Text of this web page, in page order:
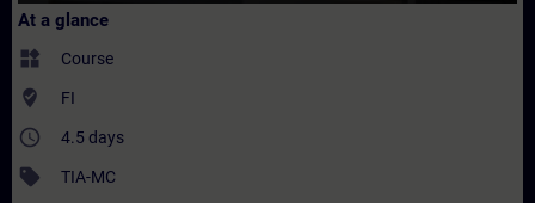
At a glance
widgets Course
where_to_vote FI
access_time 4.5 days
sell TIA-MC